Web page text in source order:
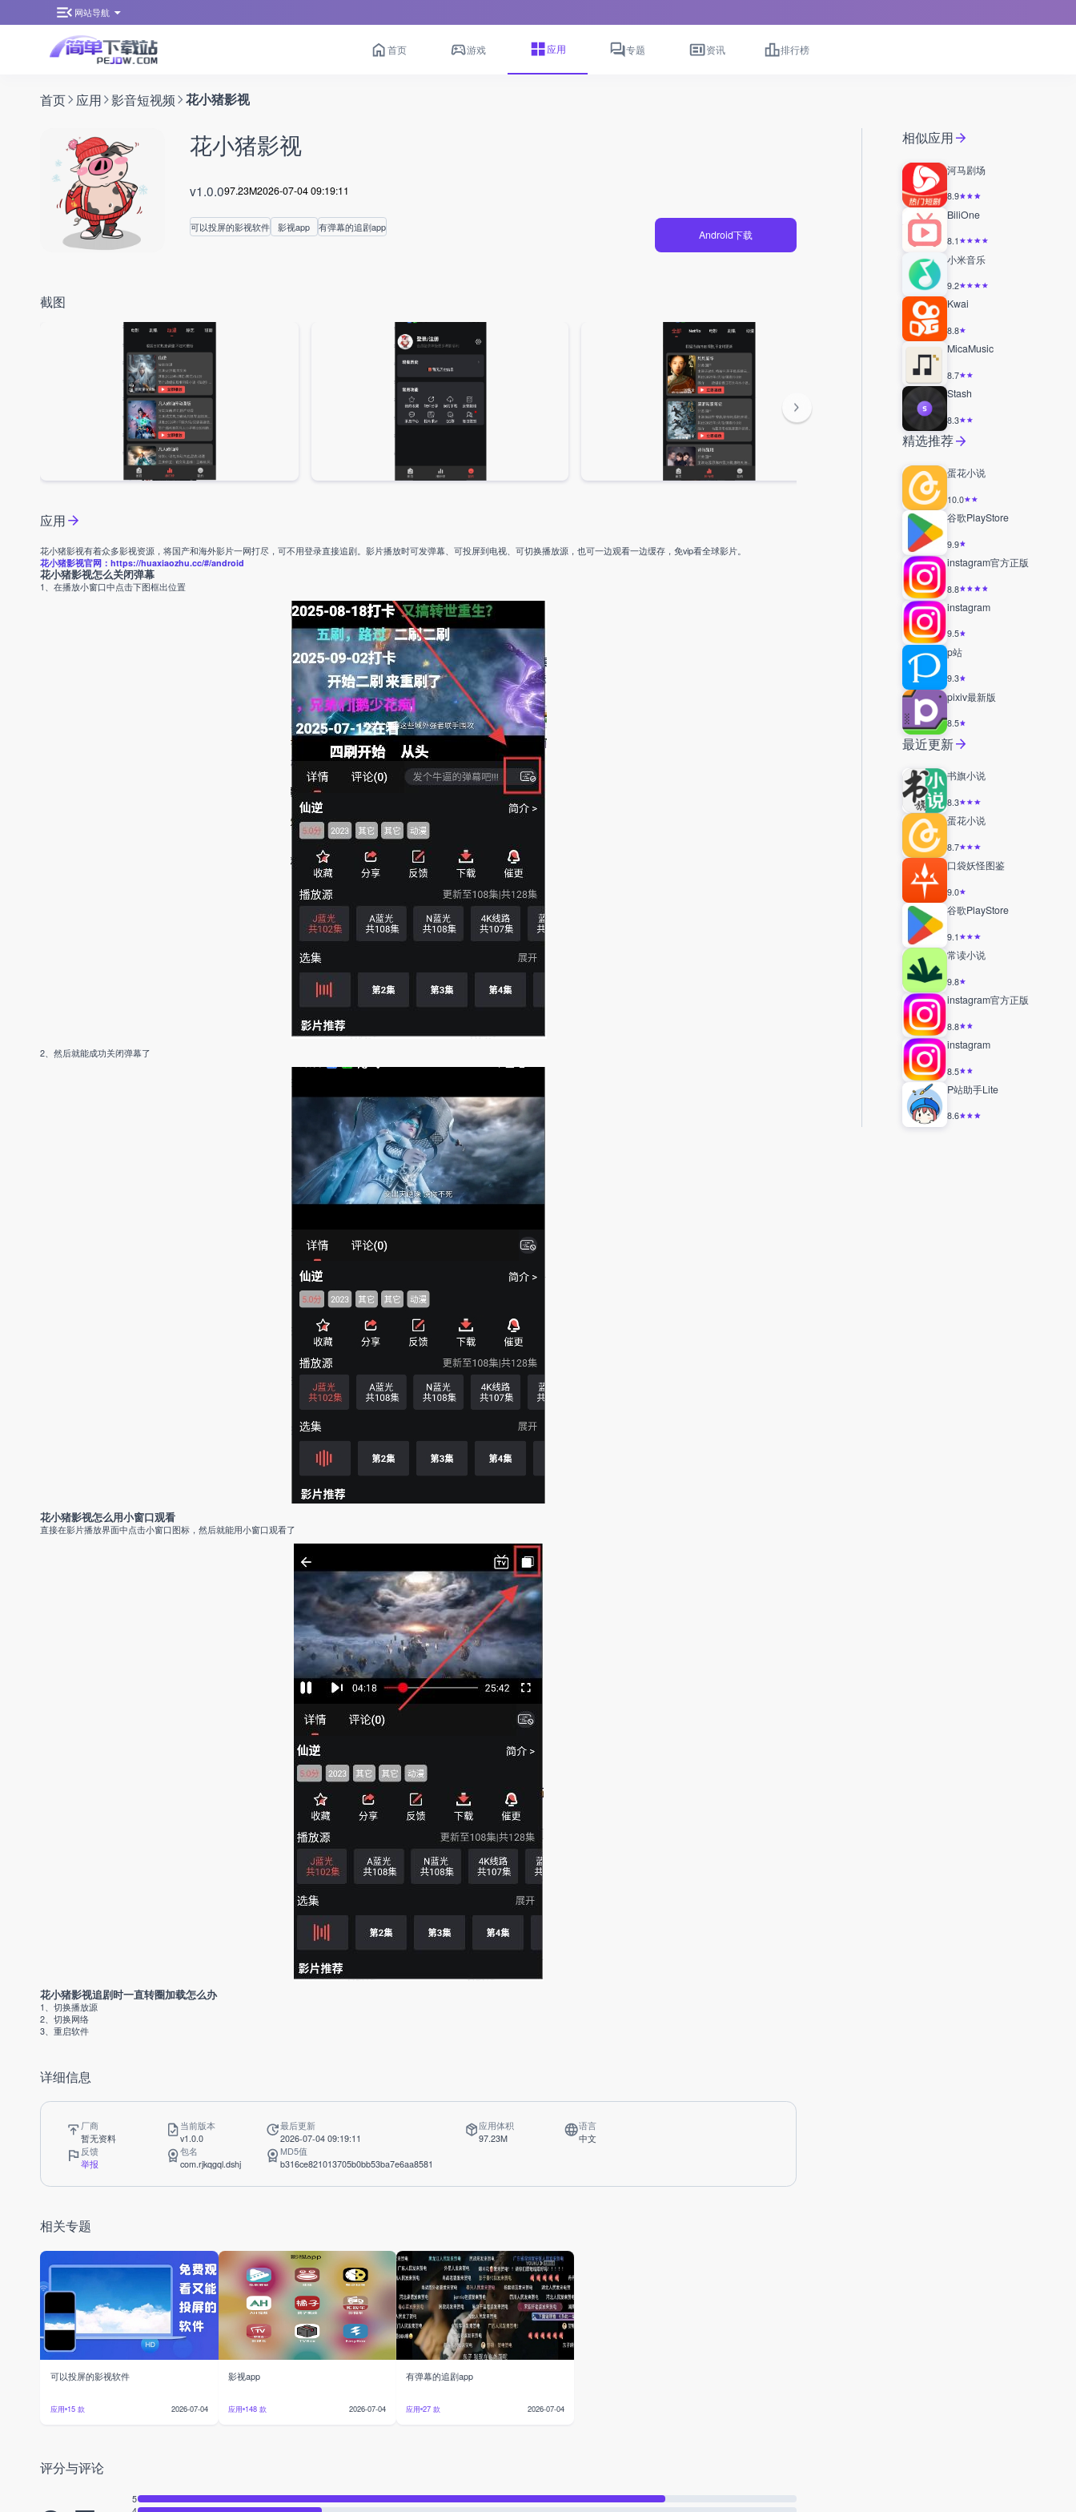
网站导航
首页 游戏 应用 专题 资讯 排行榜
首页 应用 影音短视频 花小猪影视
花小猪影视
v1.0.097.23M2026-07-04 09:19:11
可以投屏的影视软件 影视app 有弹幕的追剧app
Android下载
截图
应用
花小猪影视有着众多影视资源，将国产和海外影片一网打尽，可不用登录直接追剧。影片播放时可发弹幕、可投屏到电视、可切换播放源，也可一边观看一边缓存，免vip看全球影片。
花小猪影视官网：https://huaxiaozhu.cc/#/android
花小猪影视怎么关闭弹幕
1、在播放小窗口中点击下图框出位置
2、然后就能成功关闭弹幕了
花小猪影视怎么用小窗口观看
直接在影片播放界面中点击小窗口图标，然后就能用小窗口观看了
花小猪影视追剧时一直转圈加载怎么办
1、切换播放源
2、切换网络
3、重启软件
详细信息
厂商
暂无资料
当前版本
v1.0.0
最后更新
2026-07-04 09:19:11
应用体积
97.23M
语言
中文
反馈
举报
包名
com.rjkqgql.dshj
MD5值
b316ce821013705b0bb53ba7e6aa8581
相关专题
可以投屏的影视软件
应用 15 款 2026-07-04
影视app
应用 148 款 2026-07-04
有弹幕的追剧app
应用 27 款 2026-07-04
评分与评论
5
相似应用
河马剧场
8.9
BiliOne
8.1
小米音乐
9.2
Kwai
8.8
MicaMusic
8.7
Stash
8.3
精选推荐
蛋花小说
10.0
谷歌PlayStore
9.9
instagram官方正版
8.8
instagram
9.5
p站
9.3
pixiv最新版
8.5
最近更新
书旗小说
8.3
蛋花小说
8.7
口袋妖怪图鉴
9.0
谷歌PlayStore
9.1
常读小说
9.8
instagram官方正版
8.8
instagram
8.5
P站助手Lite
8.6